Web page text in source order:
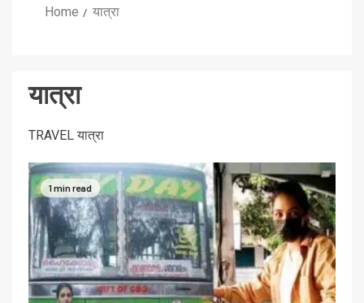
Home यात्रा
यात्रा
TRAVEL यात्रा
1 min read